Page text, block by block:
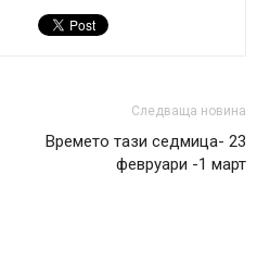
Следваща новина
Времето тази седмица- 23
февруари -1 март